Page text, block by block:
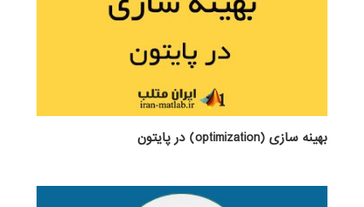
بهینه سازی (optimization) در پایتون